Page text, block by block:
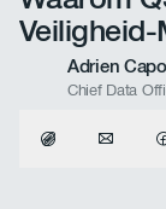
Adrien
Chief Data